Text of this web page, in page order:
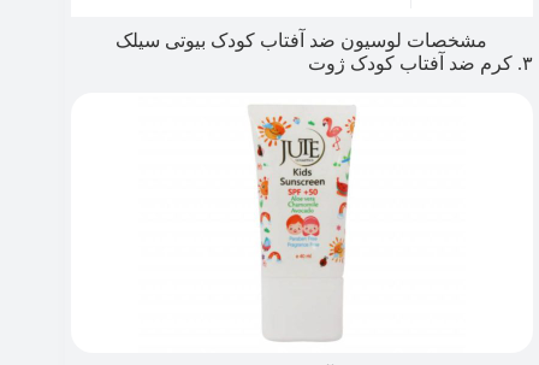
مشخصات لوسیون ضد آفتاب کودک بیوتی سیلک
۳. کرم ضد آفتاب کودک ژوت